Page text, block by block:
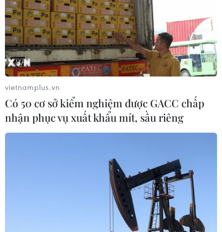
vietnamplus.vn
Có 50 cơ sở kiểm nghiệm được GACC chấp
nhận phục vụ xuất khẩu mít, sầu riêng